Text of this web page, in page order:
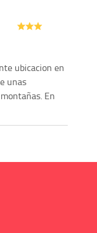
ubicacion en
unas
En